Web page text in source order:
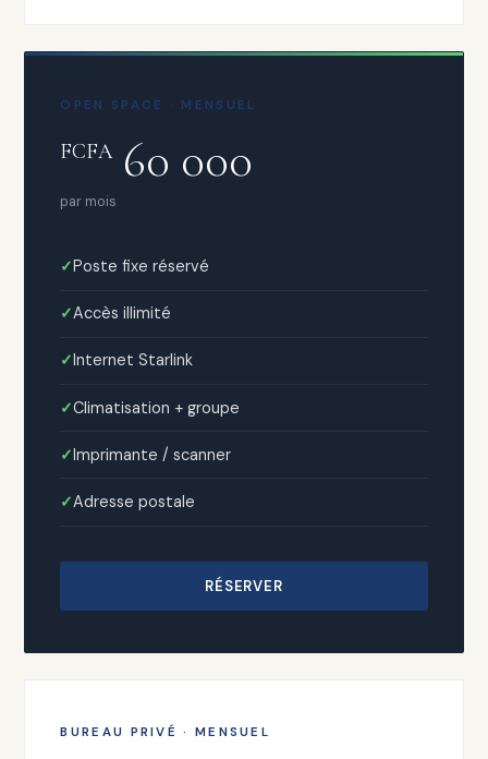
OPEN SPACE · MENSUEL
FCFA60 000
par mois
Poste fixe réservé
Accès illimité
Internet Starlink
Climatisation + groupe
Imprimante / scanner
Adresse postale
RÉSERVER
BUREAU PRIVÉ · MENSUEL